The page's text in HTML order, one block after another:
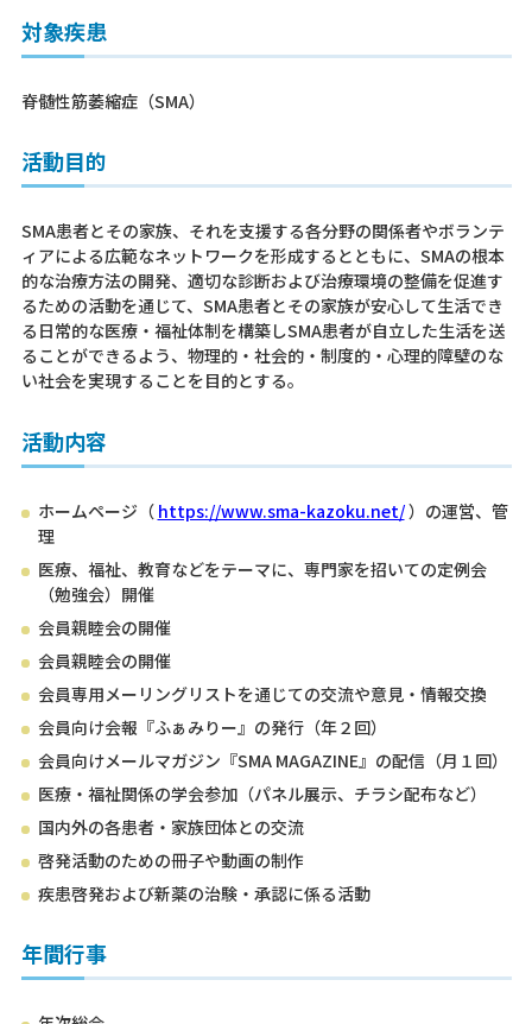
対象疾患
脊髄性筋萎縮症（SMA）
活動目的
SMA患者とその家族、それを支援する各分野の関係者やボランテ
ィアによる広範なネットワークを形成するとともに、SMAの根本
的な治療方法の開発、適切な診断および治療環境の整備を促進す
るための活動を通じて、SMA患者とその家族が安心して生活でき
る日常的な医療・福祉体制を構築しSMA患者が自立した生活を送
ることができるよう、物理的・社会的・制度的・心理的障壁のな
い社会を実現することを目的とする。
活動内容
ホームページ（ https://www.sma-kazoku.net/）の運営、管
理
医療、福祉、教育などをテーマに、専門家を招いての定例会
（勉強会）開催
会員親睦会の開催
会員親睦会の開催
会員専用メーリングリストを通じての交流や意見・情報交換
会員向け会報『ふぁみりー』の発行（年２回）
会員向けメールマガジン『SMA MAGAZINE』の配信（月１回）
医療・福祉関係の学会参加（パネル展示、チラシ配布など）
国内外の各患者・家族団体との交流
啓発活動のための冊子や動画の制作
疾患啓発および新薬の治験・承認に係る活動
年間行事